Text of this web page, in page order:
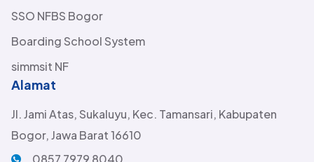
SSO NFBS Bogor
Boarding School System
simmsit NF
Alamat
Jl. Jami Atas, Sukaluyu, Kec. Tamansari, Kabupaten
Bogor, Jawa Barat 16610
0857 7979 8040